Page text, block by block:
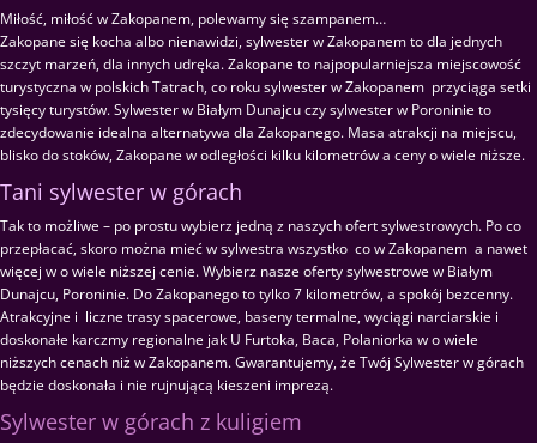
Miłość, miłość w Zakopanem, polewamy się szampanem…
Zakopane się kocha albo nienawidzi, sylwester w Zakopanem to dla jednych
szczyt marzeń, dla innych udręka. Zakopane to najpopularniejsza miejscowość
turystyczna w polskich Tatrach, co roku sylwester w Zakopanem przyciąga setki
tysięcy turystów. Sylwester w Białym Dunajcu czy sylwester w Poroninie to
zdecydowanie idealna alternatywa dla Zakopanego. Masa atrakcji na miejscu,
blisko do stoków, Zakopane w odległości kilku kilometrów a ceny o wiele niższe.
Tani sylwester w górach
Tak to możliwe – po prostu wybierz jedną z naszych ofert sylwestrowych. Po co
przepłacać, skoro można mieć w sylwestra wszystko co w Zakopanem a nawet
więcej w o wiele niższej cenie. Wybierz nasze oferty sylwestrowe w Białym
Dunajcu, Poroninie. Do Zakopanego to tylko 7 kilometrów, a spokój bezcenny.
Atrakcyjne i liczne trasy spacerowe, baseny termalne, wyciągi narciarskie i
doskonałe karczmy regionalne jak U Furtoka, Baca, Polaniorka w o wiele
niższych cenach niż w Zakopanem. Gwarantujemy, że Twój Sylwester w górach
będzie doskonała i nie rujnującą kieszeni imprezą.
Sylwester w górach z kuligiem